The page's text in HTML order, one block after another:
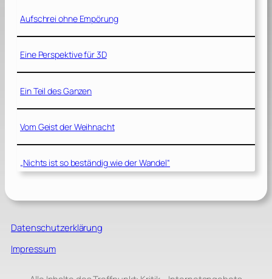
Aufschrei ohne Empörung
Eine Perspektive für 3D
Ein Teil des Ganzen
Vom Geist der Weihnacht
„Nichts ist so beständig wie der Wandel“
Datenschutzerklärung
Impressum